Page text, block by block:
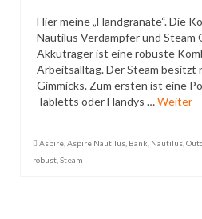
Über mich
Datenschutzerklärung
Hier meine „Handgranate“. Die
Nautilus Verdampfer und
Akkuträger ist eine robuste
Arbeitsalltag. Der Steam besitzt
Gimmicks. Zum ersten ist eine
Tabletts oder Handys …Weiter
Aspire Aspire Nautilus Bank Nautilus
robust Steam